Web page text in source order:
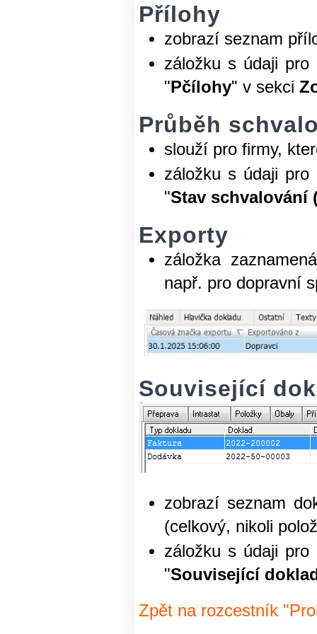
Přílohy
zobrazí seznam
záložku s údaji
"Pčílohy" v sekci
Průběh
slouží pro firmy,
záložku s údaji
"Stav schvalování
Exporty
záložka
např. pro dopravní
Související
zobrazí seznam
(celkový, nikoli
záložku s údaji
"Související
Zpět na rozcestník